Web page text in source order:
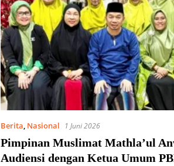
Berita, Nasional 1 Juni 2026
Pimpinan Muslimat Mathla’ul
Audiensi dengan Ketua Umum